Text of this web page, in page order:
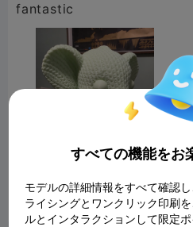
fantastic
 報告 6
すべての機能をお
モデルの詳細情報をすべて確認
ライシングとワンクリック印刷
ルとインタラクションして限定